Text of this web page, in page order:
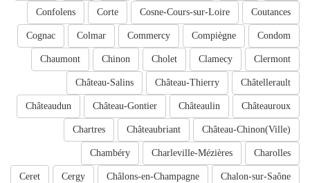
Coutances
Cosne-Cours-sur-Loire
Corte
Confolens
Condom
Compiègne
Commercy
Colmar
Cognac
Clermont
Clamecy
Cholet
Chinon
Chaumont
Châtellerault
Château-Thierry
Château-Salins
Châteauroux
Châteaulin
Château-Gontier
Châteaudun
Château-Chinon(Ville)
Châteaubriant
Chartres
Charolles
Charleville-Mézières
Chambéry
Chalon-sur-Saône
Châlons-en-Champagne
Cergy
Ceret